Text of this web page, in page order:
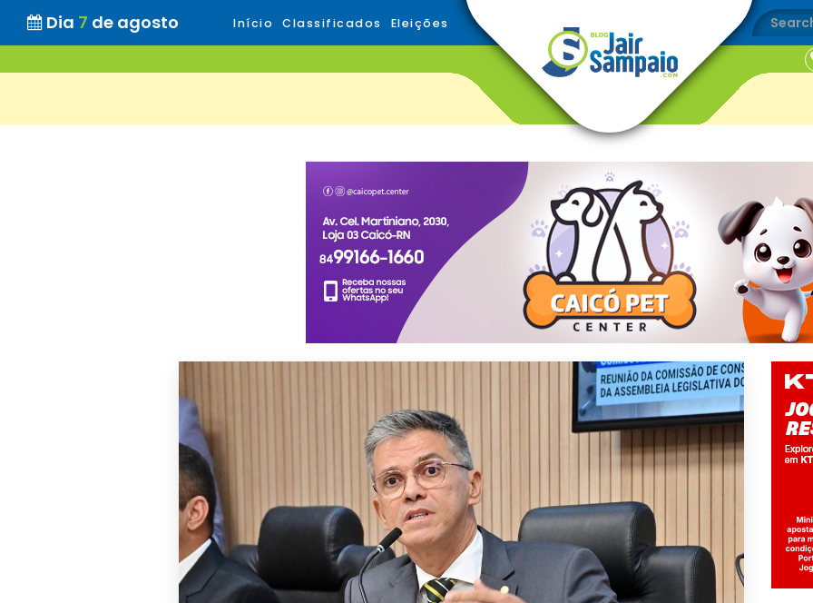
Dia 7 de agosto Início Classificados Eleições